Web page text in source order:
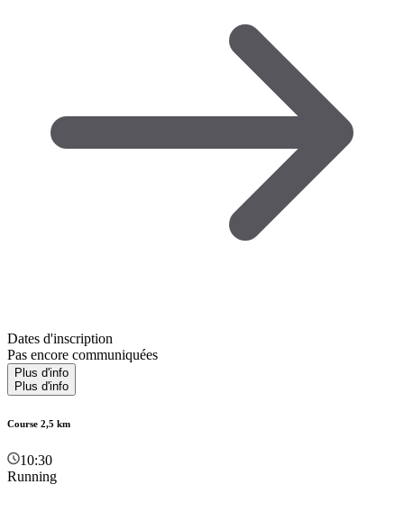
Dates d'inscription
Pas encore communiquées
Plus d'info
Plus d'info
Course 2,5 km
10:30
Running